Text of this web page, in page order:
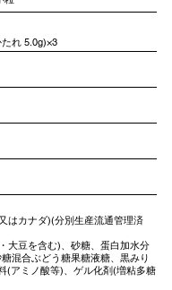
れ 5.0g)×3
はカナダ)(分別生産流通管理済
大豆を含む)、砂糖、蛋白加水分
混合ぶどう糖果糖液糖、黒みり
(アミノ酸等)、ゲル化剤(増粘多糖